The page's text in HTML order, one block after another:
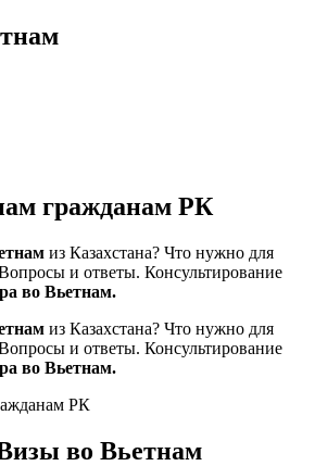
гражданам РК
из Казахстана? Что нужно для
и ответы. Консультирование
во Вьетнам.
из Казахстана? Что нужно для
и ответы. Консультирование
во Вьетнам.
во Вьетнам